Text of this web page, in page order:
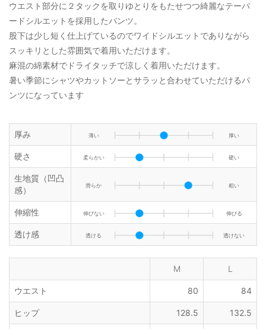
ウエスト部分に２タックを取りゆとりをもたせつつ綺麗なテーパ
ードシルエットを採用したパンツ。
股下は少し短く仕上げているのでワイドシルエットでありながら
スッキリとした雰囲気で着用いただけます。
麻混の綿素材でドライタッチで涼しく着用いただけます。
暑い季節にシャツやカットソーとサラッと合わせていただけるパ
ンツになっています
厚み 薄い 厚い
硬さ 柔らかい 硬い
生地質（凹凸
感）
滑らか 粗い
伸縮性 伸びない 伸びる
透け感 透ける 透けない
M L
ウエスト 80 84
ヒップ 128.5 132.5